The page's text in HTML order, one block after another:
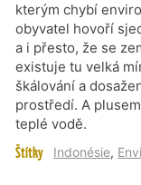
kterým chybí
obyvatel hovoří
a i přesto, že se
existuje tu velká
škálování a
prostředí. A
teplé vodě.
Štítky Indonésie,